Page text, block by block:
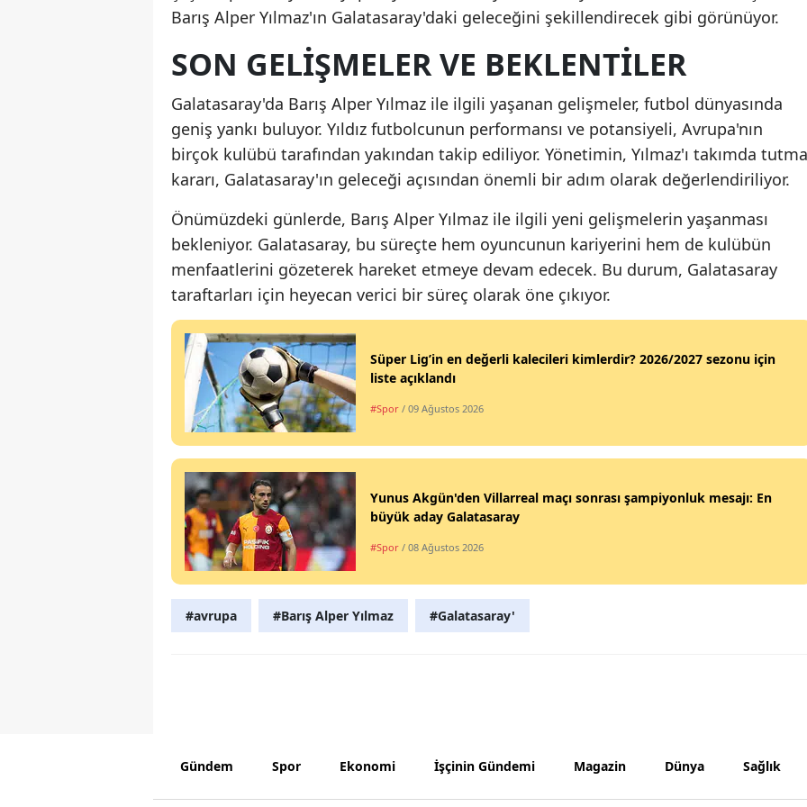
Samsun
Siirt
Sinop
Sivas
Tekirdağ
Tokat
Trabzon
Tunceli
Şanlıurfa
Uşak
Aksaray
Karaman
Kırıkkale
Ardahan
Barış Alper Yılmaz'ın Galatasaray'daki geleceğini şekillendirecek gibi görünüyor.
SON GELIŞMELER VE BEKLENTILER
Galatasaray'da Barış Alper Yılmaz ile ilgili yaşanan gelişmeler, futbol dünyasında
geniş yankı buluyor. Yıldız futbolcunun performansı ve potansiyeli, Avrupa'nın
birçok kulübü tarafından yakından takip ediliyor. Yönetimin, Yılmaz'ı takımda tutma
kararı, Galatasaray'ın geleceği açısından önemli bir adım olarak değerlendiriliyor.
Önümüzdeki günlerde, Barış Alper Yılmaz ile ilgili yeni gelişmelerin yaşanması
bekleniyor. Galatasaray, bu süreçte hem oyuncunun kariyerini hem de kulübün
menfaatlerini gözeterek hareket etmeye devam edecek. Bu durum, Galatasaray
taraftarları için heyecan verici bir süreç olarak öne çıkıyor.
Süper Lig’in en değerli kalecileri kimlerdir? 2026/2027 sezonu için
liste açıklandı
#Spor / 09 Ağustos 2026
Yunus Akgün'den Villarreal maçı sonrası şampiyonluk mesajı: En
büyük aday Galatasaray
#Spor / 08 Ağustos 2026
#avrupa #Barış Alper Yılmaz #Galatasaray'
Gündem Spor Ekonomi İşçinin Gündemi Magazin Dünya Sağlık